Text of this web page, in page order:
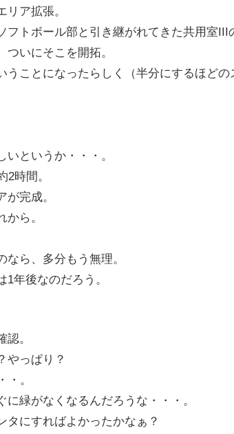
ア拡張。
トボール部と引き継がれてきた共用室III
いにそこを開拓。
うことになったらしく（半分にするほどの
というか・・・。
時間。
完成。
ら。
ら、多分もう無理。
1年後なのだろう。
。
やっぱり？
・。
緑がなくなるんだろうな・・・。
タにすればよかったかなぁ？